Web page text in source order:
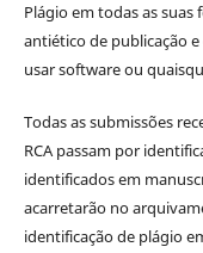
Plágio em todas as
antiético de publicação e
usar software ou
Todas as submissões
RCA passam por
identificados em
acarretarão no
identificação de plágio